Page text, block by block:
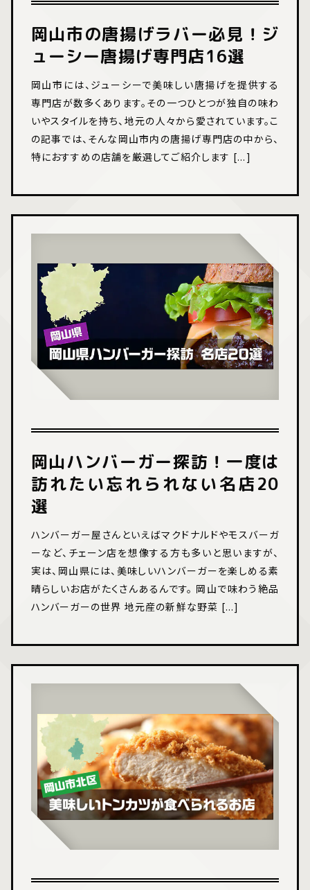
岡山市の唐揚げラバー必見！ジ
ューシー唐揚げ専門店16選
岡山市には、ジューシーで美味しい唐揚げを提供する
専門店が数多くあります。その一つひとつが独自の味わ
いやスタイルを持ち、地元の人々から愛されています。こ
の記事では、そんな岡山市内の唐揚げ専門店の中から、
特におすすめの店舗を厳選してご紹介します [...]
岡山ハンバーガー探訪！一度は
訪れたい忘れられない名店20
選
ハンバーガー屋さんといえばマクドナルドやモスバーガ
ーなど、チェーン店を想像する方も多いと思いますが、
実は、岡山県には、美味しいハンバーガーを楽しめる素
晴らしいお店がたくさんあるんです。 岡山で味わう絶品
ハンバーガーの世界 地元産の新鮮な野菜 [...]